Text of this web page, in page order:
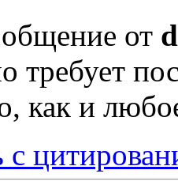
от
требует
как и
с